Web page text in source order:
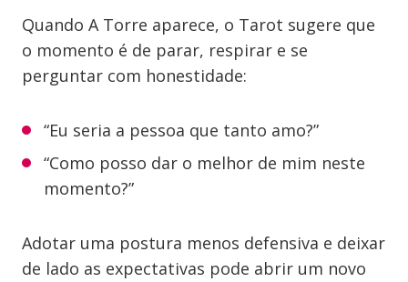
Quando A Torre aparece, o Tarot sugere que
o momento é de parar, respirar e se
perguntar com honestidade:
“Eu seria a pessoa que tanto amo?”
“Como posso dar o melhor de mim neste
momento?”
Adotar uma postura menos defensiva e deixar
de lado as expectativas pode abrir um novo